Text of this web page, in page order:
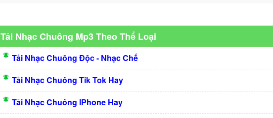
Tải Nhạc Chuông Mp3 Theo Thể Loại
Tải Nhạc Chuông Độc - Nhạc Chế
Tải Nhạc Chuông Tik Tok Hay
Tải Nhạc Chuông IPhone Hay